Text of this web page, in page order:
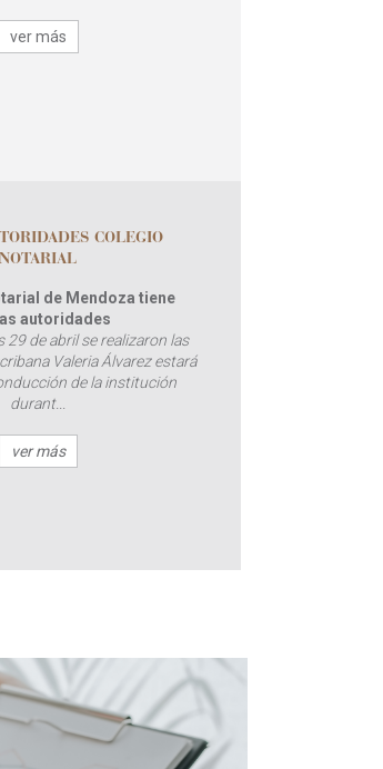
ver más
COLEGIO
NOTARIAL
de Mendoza tiene
autoridades
29 de abril se realizaron las
Valeria Álvarez estará
de la institución
durant...
ver más